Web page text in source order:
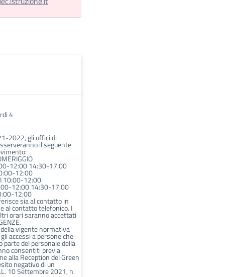
4
2022, gli uffici di
il seguente
12:00 14:30-17:00
12:00
10:00-12:00
12:00 14:30-17:00
12:00
sia al contatto in
al contatto telefonico. I
orari saranno accettati
vigente normativa
accessi a persone che
parte del personale della
consentiti previa
alla Reception del Green
negativo di un
10 Settembre 2021, n.